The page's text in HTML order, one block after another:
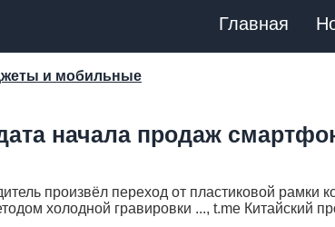
Главная
и мобильные
начала продаж
произвёл переход от пластиковой рамки
холодной гравировки ..., t.me Китайский